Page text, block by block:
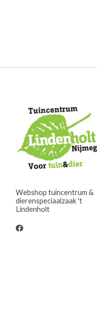
Webshop tuincentrum &
dierenspeciaalzaak 't
Lindenholt